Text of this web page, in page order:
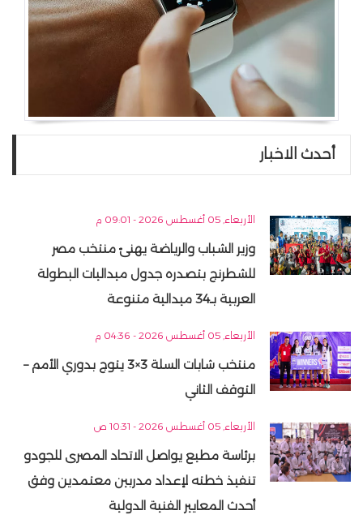
أحدث الاخبار
الأربعاء, 05 أغسطس 2026 - 09:01 م
وزير الشباب والرياضة يهنئ منتخب مصر
للشطرنج بتصدره جدول ميداليات البطولة
العربية بـ34 ميدالية متنوعة
الأربعاء, 05 أغسطس 2026 - 04:36 م
منتخب شابات السلة 3×3 يتوج بدوري الأمم –
التوقف الثاني
الأربعاء, 05 أغسطس 2026 - 10:31 ص
برئاسة مطيع يواصل الاتحاد المصرى للجودو
تنفيذ خطته لإعداد مدربين معتمدين وفق
أحدث المعايير الفنية الدولية